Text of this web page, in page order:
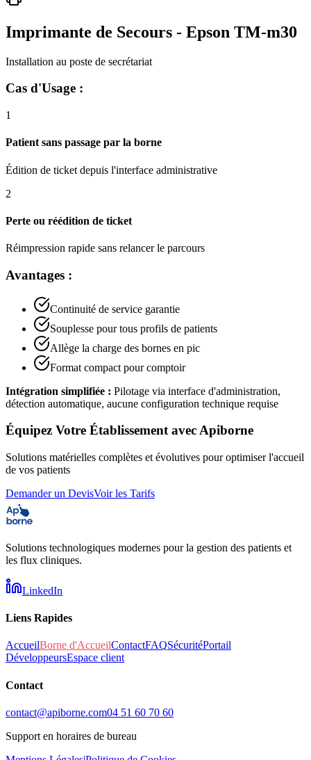
Imprimante de Secours - Epson TM-m30
Installation au poste de secrétariat
Cas d'Usage :
1
Patient sans passage par la borne
Édition de ticket depuis l'interface administrative
2
Perte ou réédition de ticket
Réimpression rapide sans relancer le parcours
Avantages :
Continuité de service garantie
Souplesse pour tous profils de patients
Allège la charge des bornes en pic
Format compact pour comptoir
Intégration simplifiée : Pilotage via interface d'administration,
détection automatique, aucune configuration technique requise
Équipez Votre Établissement avec Apiborne
Solutions matérielles complètes et évolutives pour optimiser l'accueil
de vos patients
Demander un DevisVoir les Tarifs
Solutions technologiques modernes pour la gestion des patients et
les flux cliniques.
LinkedIn
Liens Rapides
AccueilBorne d'AccueilContactFAQSécuritéPortail
DéveloppeursEspace client
Contact
contact@apiborne.com04 51 60 70 60
Support en horaires de bureau